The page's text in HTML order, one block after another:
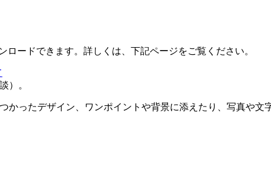
ードできます。詳しくは、下記ページをご覧ください。
）。
ったデザイン、ワンポイントや背景に添えたり、写真や文